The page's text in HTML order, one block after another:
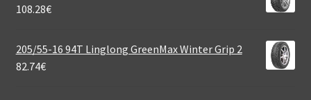
108.28€
205/55-16 94T Linglong GreenMax Winter Grip 2
82.74€